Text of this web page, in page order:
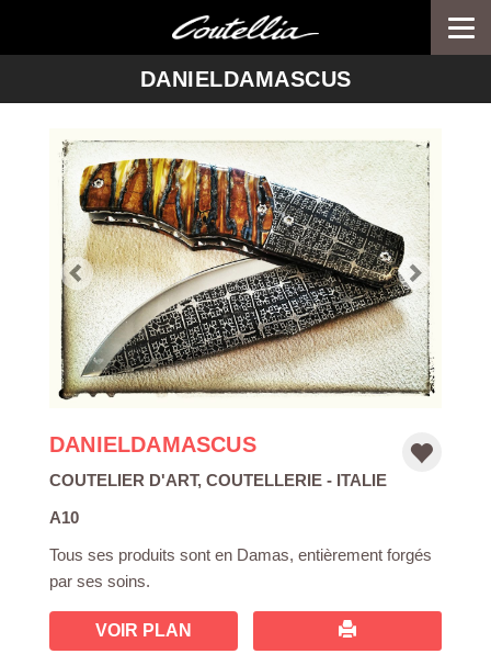
DANIELDAMASCUS
DANIELDAMASCUS
COUTELIER D'ART, COUTELLERIE - ITALIE
A10
Tous ses produits sont en Damas, entièrement forgés
par ses soins.
VOIR PLAN